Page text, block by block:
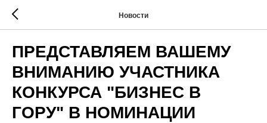
Новости
ПРЕДСТАВЛЯЕМ ВАШЕМУ
ВНИМАНИЮ УЧАСТНИКА
КОНКУРСА "БИЗНЕС В
ГОРУ" В НОМИНАЦИИ